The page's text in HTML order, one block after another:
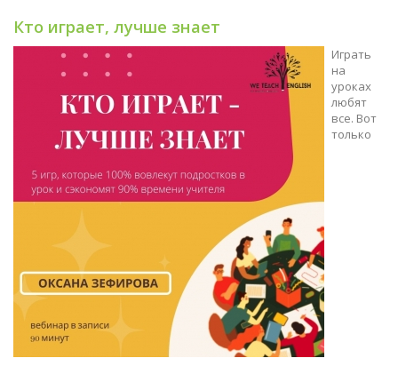
Кто играет, лучше знает
Играть
на
уроках
любят
все. Вот
только